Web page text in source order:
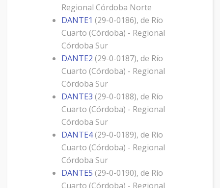
Regional Córdoba Norte
DANTE1 (29-0-0186), de Río
Cuarto (Córdoba) - Regional
Córdoba Sur
DANTE2 (29-0-0187), de Río
Cuarto (Córdoba) - Regional
Córdoba Sur
DANTE3 (29-0-0188), de Río
Cuarto (Córdoba) - Regional
Córdoba Sur
DANTE4(29-0-0189), de Río
Cuarto (Córdoba) - Regional
Córdoba Sur
DANTE5 (29-0-0190), de Río
Cuarto (Córdoba) - Regional